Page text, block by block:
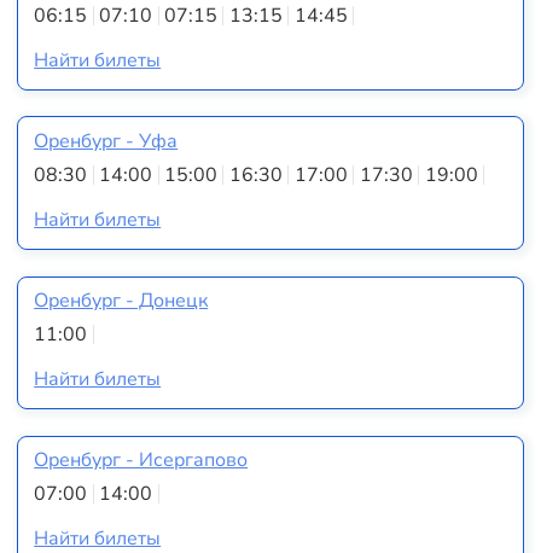
06:15 07:10 07:15 13:15 14:45
Найти билеты
Оренбург - Уфа
08:30 14:00 15:00 16:30 17:00 17:30 19:00
Найти билеты
Оренбург - Донецк
11:00
Найти билеты
Оренбург - Исергапово
07:00 14:00
Найти билеты